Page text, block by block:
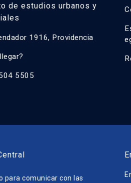
de estudios urbanos y
1916, Providencia
5505
para comunicar con las